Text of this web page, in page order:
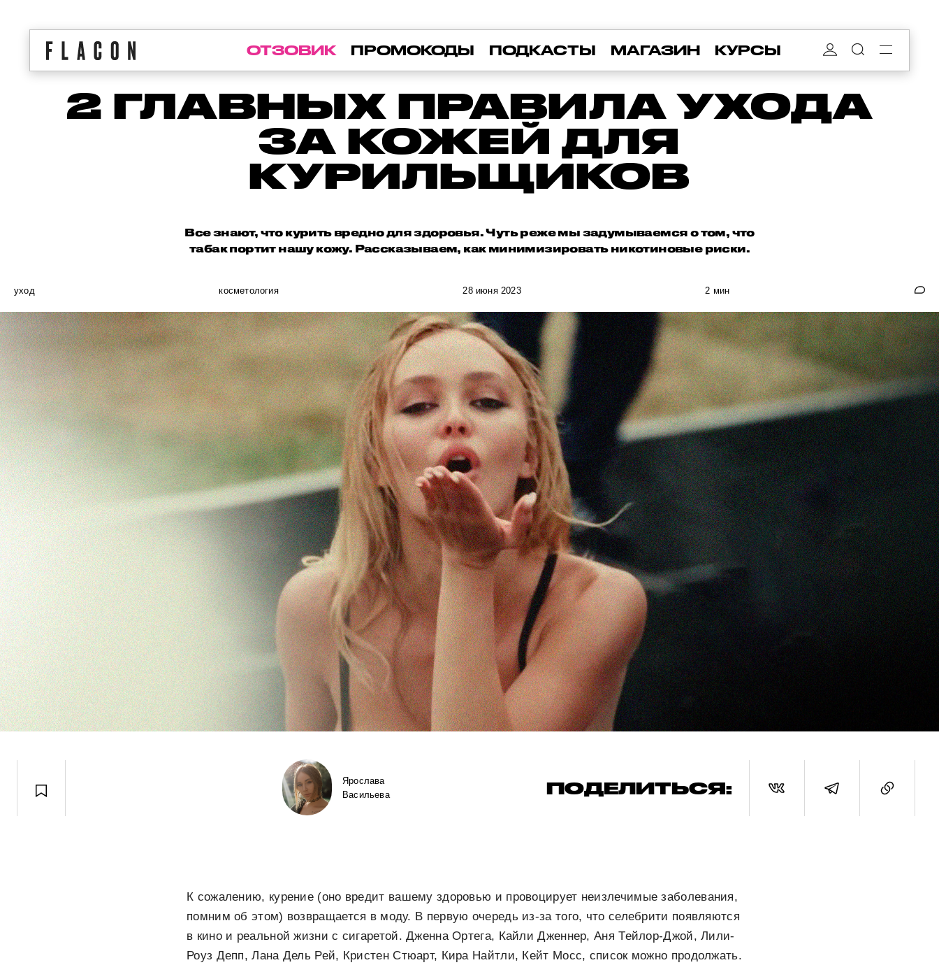
ОТЗОВИК ПРОМОКОДЫ ПОДКАСТЫ МАГАЗИН КУРСЫ
2 ГЛАВНЫХ ПРАВИЛА УХОДА
ЗА КОЖЕЙ ДЛЯ
КУРИЛЬЩИКОВ
Все знают, что курить вредно для здоровья. Чуть реже мы задумываемся о том, что
табак портит нашу кожу. Рассказываем, как минимизировать никотиновые риски.
уход косметология 28 июня 2023 2 мин
Ярослава
Васильева
ПОДЕЛИТЬСЯ:
К сожалению, курение (оно вредит вашему здоровью и провоцирует неизлечимые заболевания,
помним об этом) возвращается в моду. В первую очередь из-за того, что селебрити появляются
в кино и реальной жизни с сигаретой. Дженна Ортега, Кайли Дженнер, Аня Тейлор-Джой, Лили-
Роуз Депп, Лана Дель Рей, Кристен Стюарт, Кира Найтли, Кейт Мосс, список можно продолжать.